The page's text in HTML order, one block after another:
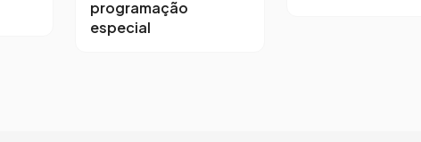
programação
especial